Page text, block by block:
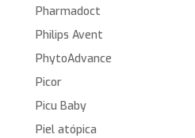
Pharmadoct
Philips Avent
PhytoAdvance
Picor
Picu Baby
Piel atópica